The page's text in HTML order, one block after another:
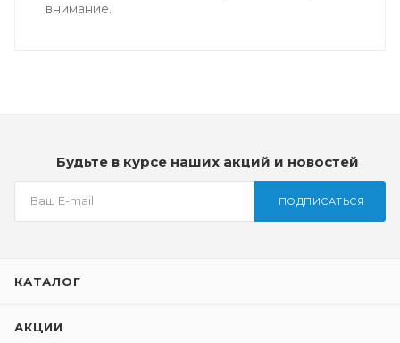
внимание.
Будьте в курсе наших акций и новостей
ПОДПИСАТЬСЯ
КАТАЛОГ
АКЦИИ